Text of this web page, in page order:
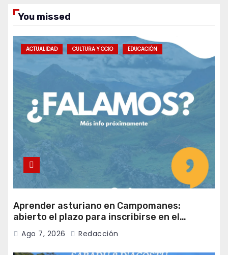
You missed
ACTUALIDAD CULTURA Y OCIO EDUCACIÓN
Aprender asturiano en Campomanes:
abierto el plazo para inscribirse en el
programa Falamos
Ago 7, 2026 Redacción